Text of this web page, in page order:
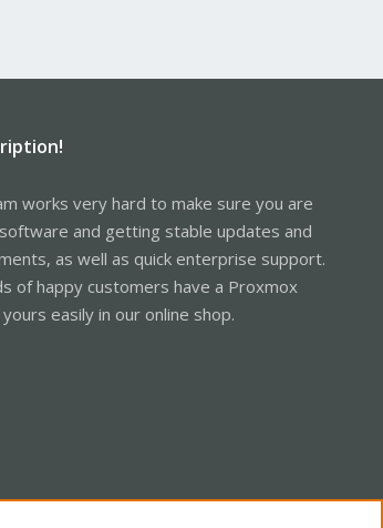
works very hard to make sure you are
and getting stable updates and
as well as quick enterprise support.
of happy customers have a Proxmox
easily in our online shop.